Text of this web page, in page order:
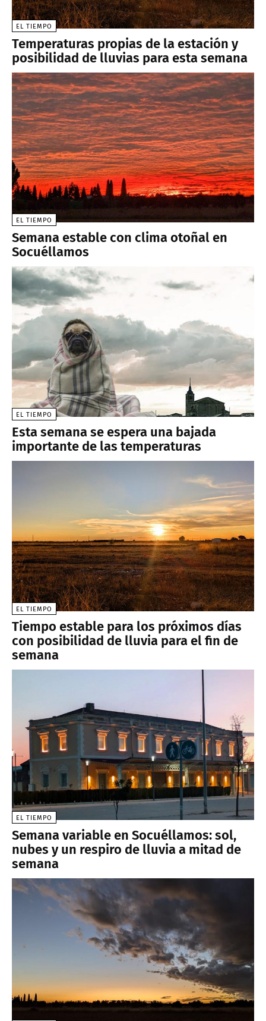
EL TIEMPO
Temperaturas propias de la estación y
posibilidad de lluvias para esta semana
EL TIEMPO
Semana estable con clima otoñal en
Socuéllamos
EL TIEMPO
Esta semana se espera una bajada
importante de las temperaturas
EL TIEMPO
Tiempo estable para los próximos días
con posibilidad de lluvia para el fin de
semana
EL TIEMPO
Semana variable en Socuéllamos: sol,
nubes y un respiro de lluvia a mitad de
semana